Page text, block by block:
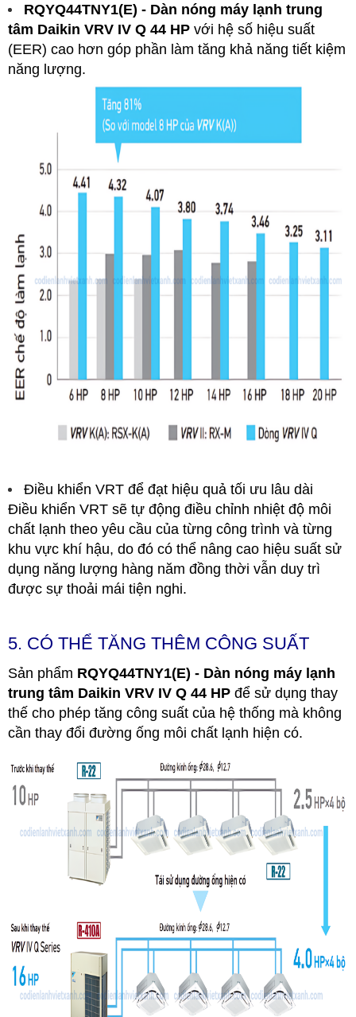
RQYQ44TNY1(E) - Dàn nóng máy lạnh trung
tâm Daikin VRV IV Q 44 HP với hệ số hiệu suất
(EER) cao hơn góp phần làm tăng khả năng tiết kiệm
năng lượng.
Điều khiển VRT để đạt hiệu quả tối ưu lâu dài
Điều khiển VRT sẽ tự động điều chỉnh nhiệt độ môi
chất lạnh theo yêu cầu của từng công trình và từng
khu vực khí hậu, do đó có thể nâng cao hiệu suất sử
dụng năng lượng hàng năm đồng thời vẫn duy trì
được sự thoải mái tiện nghi.
5. CÓ THỂ TĂNG THÊM CÔNG SUẤT
Sản phẩm RQYQ44TNY1(E) - Dàn nóng máy lạnh
trung tâm Daikin VRV IV Q 44 HP để sử dụng thay
thế cho phép tăng công suất của hệ thống mà không
cần thay đổi đường ống môi chất lạnh hiện có.